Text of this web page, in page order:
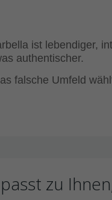
ist lebendiger,
authentischer.
falsche Umfeld
zu